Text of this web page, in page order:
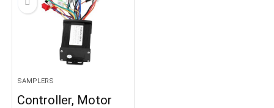
SAMPLERS
Controller, Motor